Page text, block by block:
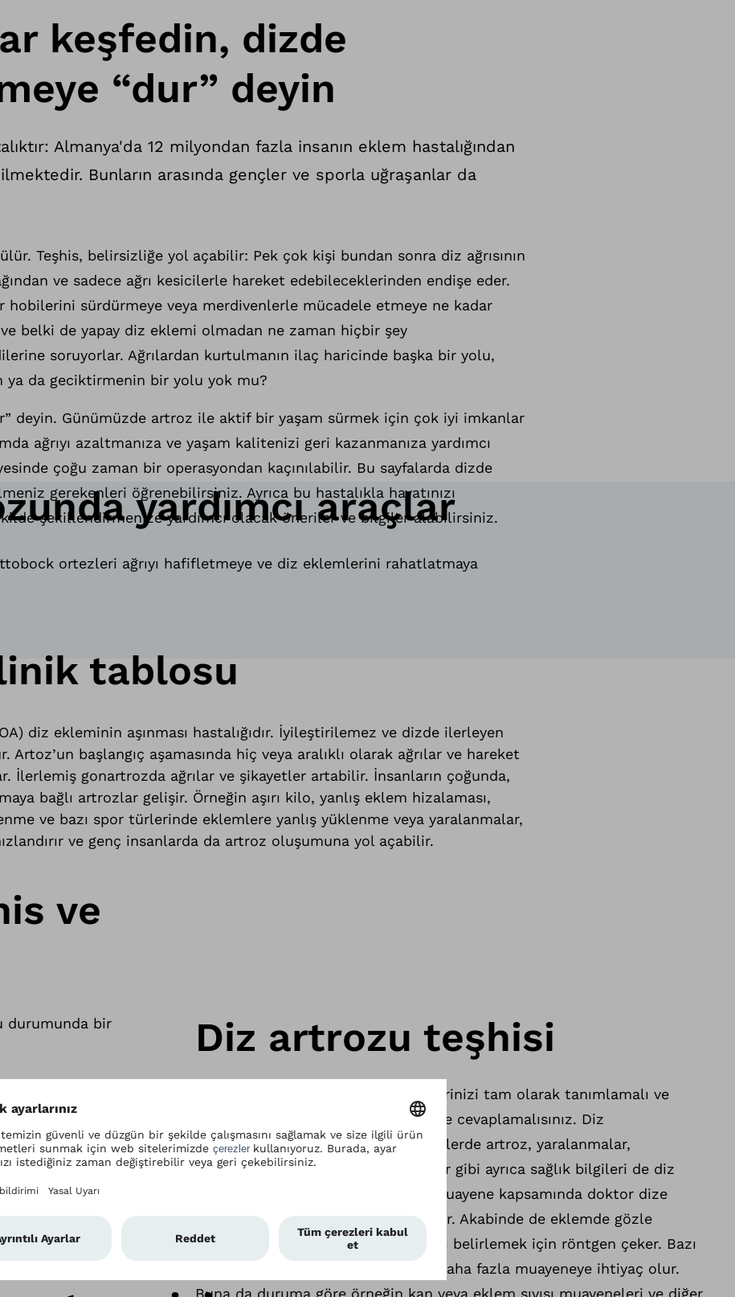
keşfedin, dizde
“dur” deyin
Almanya'da 12 milyondan fazla insanın eklem hastalığından
Bunların arasında gençler ve sporla uğraşanlar da
Teşhis, belirsizliğe yol açabilir: Pek çok kişi bundan sonra diz ağrısının
ve sadece ağrı kesicilerle hareket edebileceklerinden endişe eder.
hobilerini sürdürmeye veya merdivenlerle mücadele etmeye ne kadar
belki de yapay diz eklemi olmadan ne zaman hiçbir şey
soruyorlar. Ağrılardan kurtulmanın ilaç haricinde başka bir yolu,
ya da geciktirmenin bir yolu yok mu?
deyin. Günümüzde artroz ile aktif bir yaşam sürmek için çok iyi imkanlar
ağrıyı azaltmanıza ve yaşam kalitenizi geri kazanmanıza yardımcı
çoğu zaman bir operasyondan kaçınılabilir. Bu sayfalarda dizde
gerekenleri öğrenebilirsiniz. Ayrıca bu hastalıkla hayatınızı
şekillendirmenize yardımcı olacak öneriler ve bilgiler alabilirsiniz.
yardımcı araçlar
ortezleri ağrıyı hafifletmeye ve diz eklemlerini rahatlatmaya
tablosu
diz ekleminin aşınması hastalığıdır. İyileştirilemez ve dizde ilerleyen
başlangıç aşamasında hiç veya aralıklı olarak ağrılar ve hareket
İlerlemiş gonartrozda ağrılar ve şikayetler artabilir. İnsanların çoğunda,
bağlı artrozlar gelişir. Örneğin aşırı kilo, yanlış eklem hizalaması,
ve bazı spor türlerinde eklemlere yanlış yüklenme veya yaralanmalar,
ve genç insanlarda da artroz oluşumuna yol açabilir.
ve
durumunda bir
Diz artrozu teşhisi
Doktorla konuşurken diz problemlerinizi tam olarak tanımlamalı ve
doktorun sorularını doğru bir şekilde cevaplamalısınız. Diz
rahatsızlığının ötesinde diğer eklemlerde artroz, yaralanmalar,
enfeksiyonlar veya kronik hastalıklar gibi ayrıca sağlık bilgileri de diz
ağrısı şikayeti için önemli olabilir. Muayene kapsamında doktor dize
bakar ve fonksiyonlarını kontrol eder. Akabinde de eklemde gözle
görülür değişiklikler olup olmadığını belirlemek için röntgen çeker. Bazı
durumlarda da teşhis koymak için daha fazla muayeneye ihtiyaç olur.
Buna da duruma göre örneğin kan veya eklem sıvısı muayeneleri ve diğer